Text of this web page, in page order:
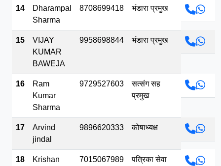
14
Dharampal
Sharma
8708699418 भंडारा प्रमुख
15
VIJAY
KUMAR
BAWEJA
9958698844 भंडारा प्रमुख
16
Ram
Kumar
Sharma
9729527603
सत्संग सह
प्रमुख
17
Arvind
jindal
9896620333 कोषाध्यक्ष
18
Krishan
7015067989
पत्रिका सेवा